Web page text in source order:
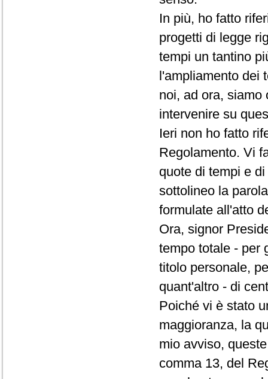
In più, ho fatto
progetti di legge
tempi un tantino
l'ampliamento dei
noi, ad ora, siamo
intervenire su
Ieri non ho fatto
Regolamento. Vi
quote di tempi e
sottolineo la
formulate all'atto
Ora, signor
tempo totale - per
titolo personale,
quant'altro - di
Poiché vi è stato
maggioranza, la
mio avviso,
comma 13, del